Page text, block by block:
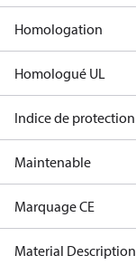
Homologation
Homologué UL
Indice de protection
Maintenable
Marquage CE
Material Description